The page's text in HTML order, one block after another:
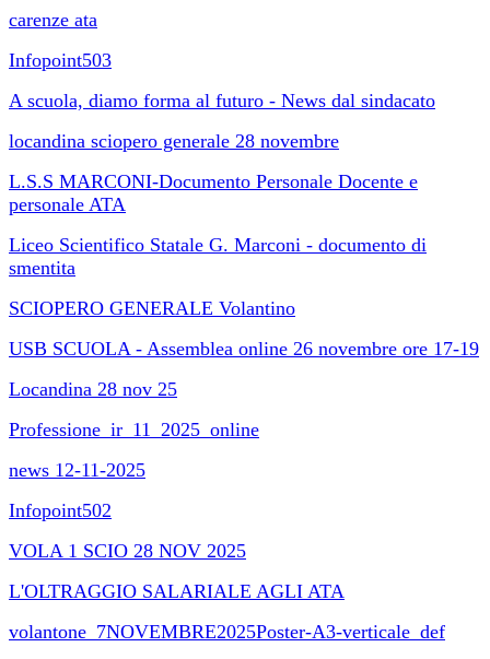
carenze ata
Infopoint503
A scuola, diamo forma al futuro - News dal sindacato
locandina sciopero generale 28 novembre
L.S.S MARCONI-Documento Personale Docente e
personale ATA
Liceo Scientifico Statale G. Marconi - documento di
smentita
SCIOPERO GENERALE Volantino
USB SCUOLA - Assemblea online 26 novembre ore 17-19
Locandina 28 nov 25
Professione_ir_11_2025_online
news 12-11-2025
Infopoint502
VOLA 1 SCIO 28 NOV 2025
L'OLTRAGGIO SALARIALE AGLI ATA
volantone_7NOVEMBRE2025Poster-A3-verticale_def